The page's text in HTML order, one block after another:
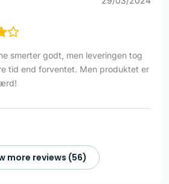
smerter godt, men leveringen tog
tid end forventet. Men produktet er
more reviews (56)